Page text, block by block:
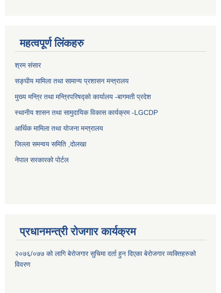
महत्वपूर्ण लिंकहरु
श्रम संसार
सङ्घीय मामिला तथा सामान्य प्रशासन मन्त्रालय
मुख्य मन्त्रि तथा मन्त्रिपरिषद्को कार्यालय -बागमती प्रदेश
स्थानीय शासन तथा सामुदायिक विकास कार्यक्रम -LGCDP
आर्थिक मामिला तथा योजना मन्त्रालय
जिल्ला समन्वय समिति ,दोलखा
नेपाल सरकारको पोर्टल
प्रधानमन्त्री रोजगार कार्यक्रम
२०७६/०७७ को लागि बेरोजगार सुचिमा दर्ता हुन दिएका बेरोजगार व्यक्तिहरुको
विवरण